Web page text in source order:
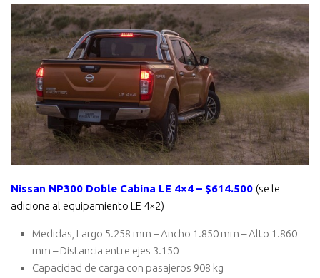
Nissan NP300 Doble Cabina LE 4×4 – $614.500 (se le
adiciona al equipamiento LE 4×2)
Medidas, Largo 5.258 mm – Ancho 1.850 mm – Alto 1.860
mm – Distancia entre ejes 3.150
Capacidad de carga con pasajeros 908 kg